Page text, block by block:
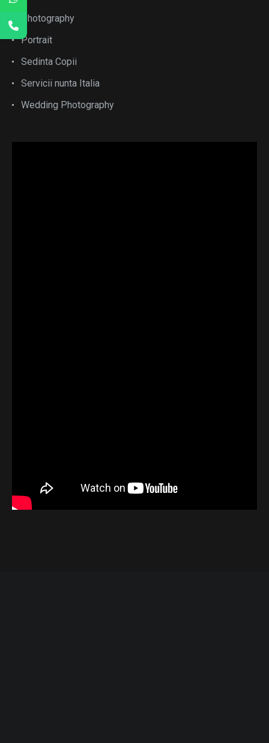
Photography
Portrait
Sedinta Copii
Servicii nunta Italia
Wedding Photography